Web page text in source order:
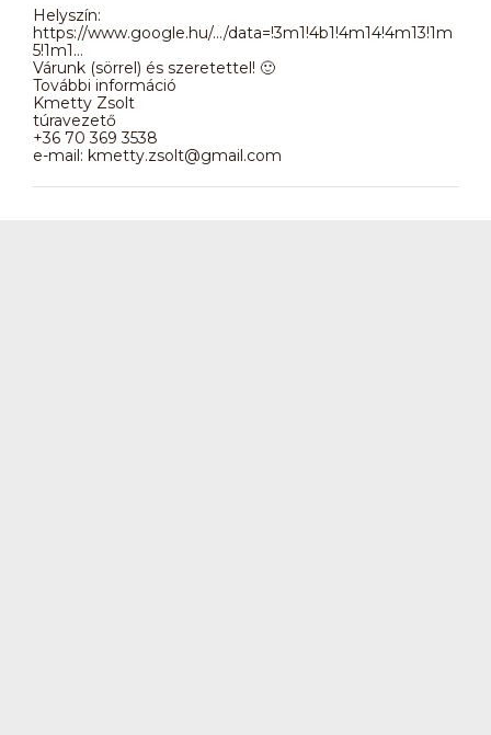
Helyszín:
https://www.google.hu/.../data=!3m1!4b1!4m14!4m13!1m
5!1m1...
Várunk (sörrel) és szeretettel! 🙂
További információ
Kmetty Zsolt
túravezető
+36 70 369 3538
e-mail: kmetty.zsolt@gmail.com